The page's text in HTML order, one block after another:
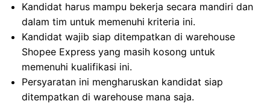
Kandidat harus mampu bekerja secara mandiri dan
dalam tim untuk memenuhi kriteria ini.
Kandidat wajib siap ditempatkan di warehouse
Shopee Express yang masih kosong untuk
memenuhi kualifikasi ini.
Persyaratan ini mengharuskan kandidat siap
ditempatkan di warehouse mana saja.